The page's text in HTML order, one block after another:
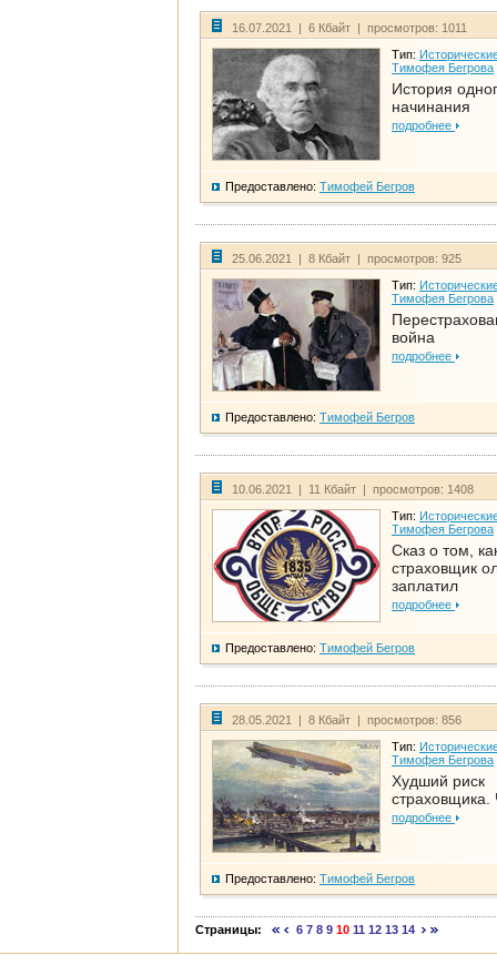
16.07.2021 | 6 Кбайт | просмотров: 1011
Тип:
Тимофея Бегрова
История
начинания
подробнее
Предоставлено: Тимофей Бегров
25.06.2021 | 8 Кбайт | просмотров: 925
Тип:
Тимофея Бегрова
война
подробнее
Предоставлено: Тимофей Бегров
10.06.2021 | 11 Кбайт | просмотров: 1408
Тип:
Тимофея Бегрова
Сказ о том,
страховщик
заплатил
подробнее
Предоставлено: Тимофей Бегров
28.05.2021 | 8 Кбайт | просмотров: 856
Тип:
Тимофея Бегрова
Худший риск
страховщика.
подробнее
Предоставлено: Тимофей Бегров
Страницы: 6 7 8 9 10 11 12 13 14